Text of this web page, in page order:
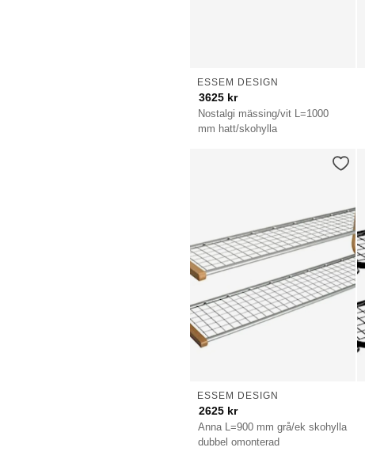
Nostalgi mässing/vit L=1000
mm hatt/skohylla
ESSEM DESIGN
3625 kr
Anna L=900 mm grå/ek skohylla
dubbel omonterad
ESSEM DESIGN
2625 kr